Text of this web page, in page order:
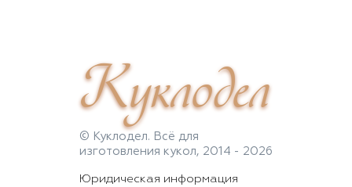
Куклодел
© Куклодел. Всё для
изготовления кукол, 2014 - 2026
Юридическая информация